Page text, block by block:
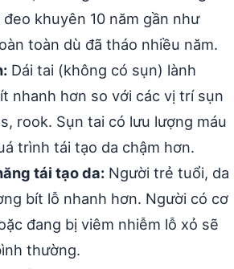
khuyên 10 năm gần như
toàn dù đã tháo nhiều năm.
Dái tai (không có sụn) lành
nhanh hơn so với các vị trí sụn
rook. Sụn tai có lưu lượng máu
trình tái tạo da chậm hơn.
tái tạo da: Người trẻ tuổi, da
bít lỗ nhanh hơn. Người có cơ
đang bị viêm nhiễm lỗ xỏ sẽ
thường.